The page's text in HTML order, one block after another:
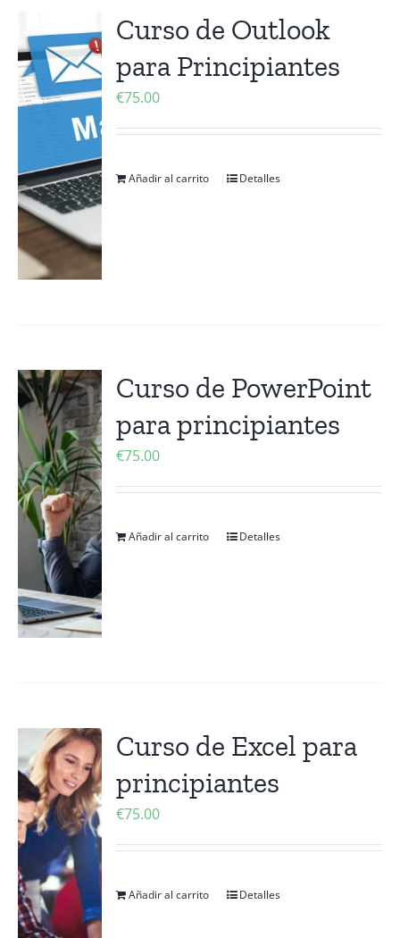
Curso de Outlook
para Principiantes
€75.00
Añadir al carrito Detalles
Curso de PowerPoint
para principiantes
€75.00
Añadir al carrito Detalles
Curso de Excel para
principiantes
€75.00
Añadir al carrito Detalles